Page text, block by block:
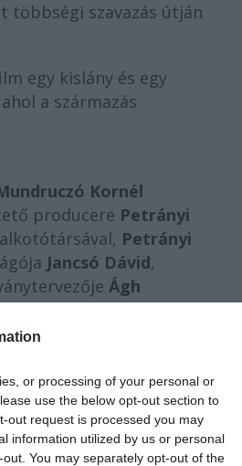
or processing of your personal or
use the below opt-out section to
out request is processed you may
information utilized by us or personal
You may separately opt-out of the
többségi szavazás útján
egy kislány és egy
a származás
Kornél
producere Petrányi
Petrányi
Jancsó Dávid,
Ágh
Zsótér